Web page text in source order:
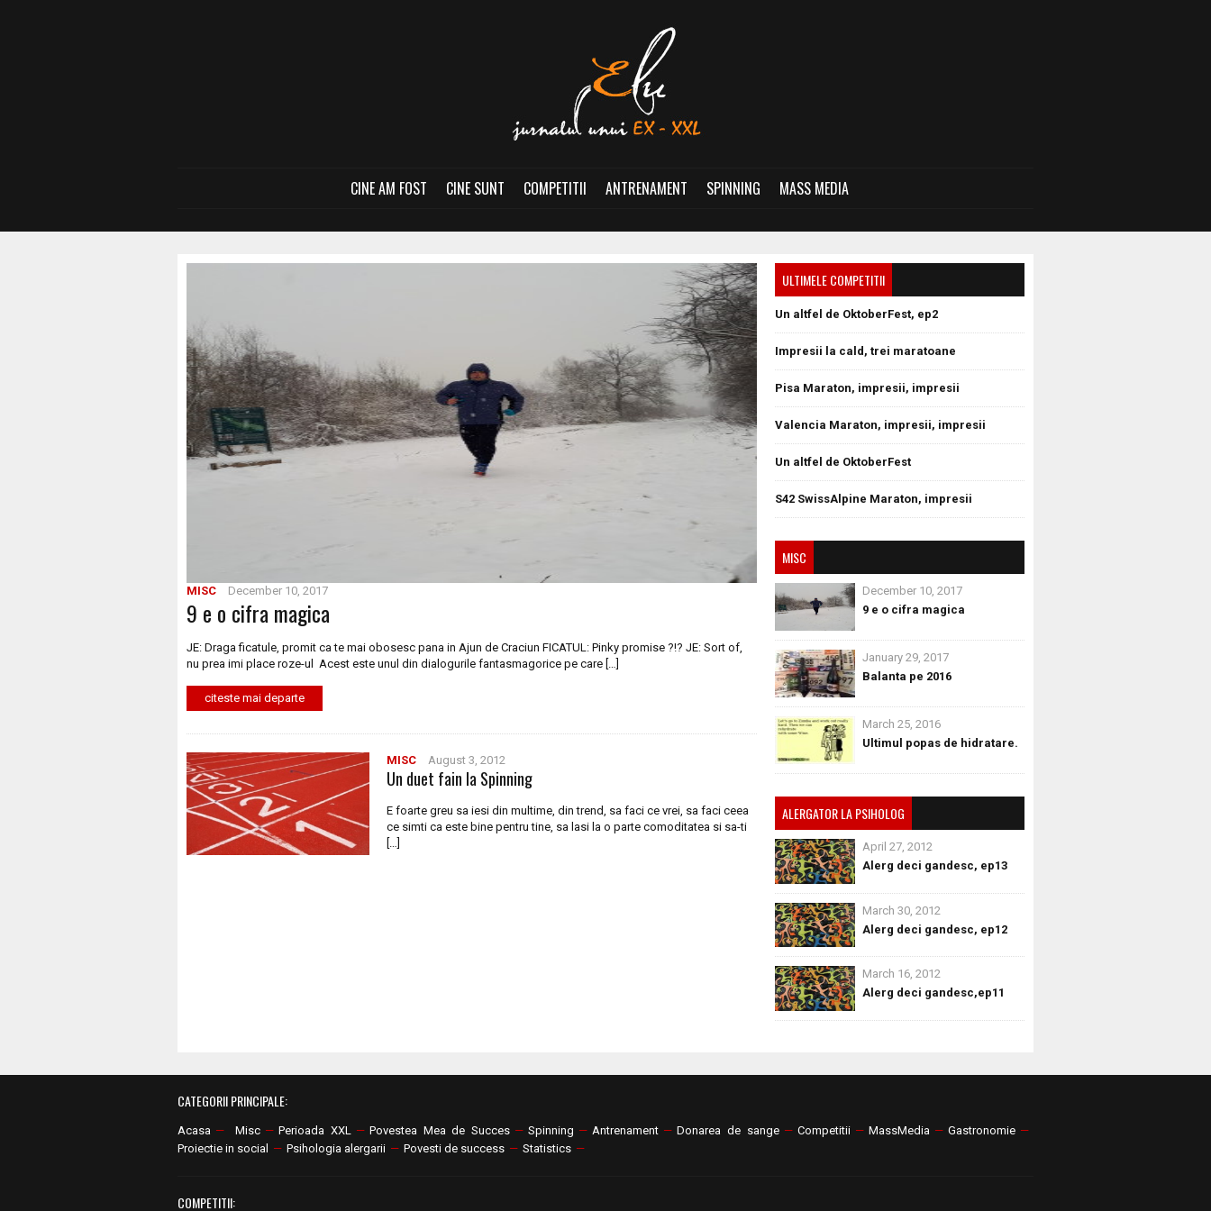
CINE AM FOST CINE SUNT COMPETITII ANTRENAMENT SPINNING MASS MEDIA
MISC December 10, 2017
9 e o cifra magica
JE: Draga ficatule, promit ca te mai obosesc pana in Ajun de Craciun FICATUL: Pinky promise ?!? JE: Sort of,
nu prea imi place roze-ul Acest este unul din dialogurile fantasmagorice pe care […]
citeste mai departe
MISC August 3, 2012
Un duet fain la Spinning
E foarte greu sa iesi din multime, din trend, sa faci ce vrei, sa faci ceea
ce simti ca este bine pentru tine, sa lasi la o parte comoditatea si sa-ti
[…]
ULTIMELE COMPETITII
Un altfel de OktoberFest, ep2
Impresii la cald, trei maratoane
Pisa Maraton, impresii, impresii
Valencia Maraton, impresii, impresii
Un altfel de OktoberFest
S42 SwissAlpine Maraton, impresii
MISC
December 10, 2017
9 e o cifra magica
January 29, 2017
Balanta pe 2016
March 25, 2016
Ultimul popas de hidratare.
ALERGATOR LA PSIHOLOG
April 27, 2012
Alerg deci gandesc, ep13
March 30, 2012
Alerg deci gandesc, ep12
March 16, 2012
Alerg deci gandesc,ep11
CATEGORII PRINCIPALE:
Acasa — Misc — Perioada XXL — Povestea Mea de Succes — Spinning — Antrenament — Donarea de sange — Competitii — MassMedia — Gastronomie —
Proiectie in social
— Psihologia alergarii — Povesti de success — Statistics —
COMPETITII: